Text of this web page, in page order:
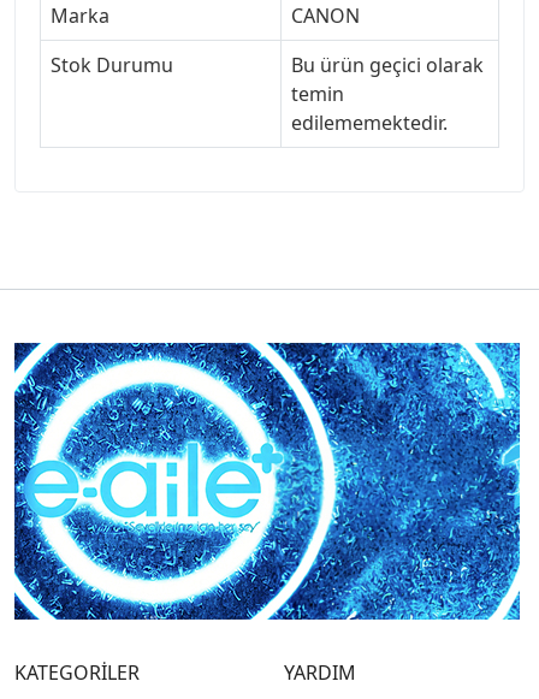
Marka
CANON
Stok Durumu
Bu ürün geçici olarak
temin
edilememektedir.
KATEGORİLER YARDIM